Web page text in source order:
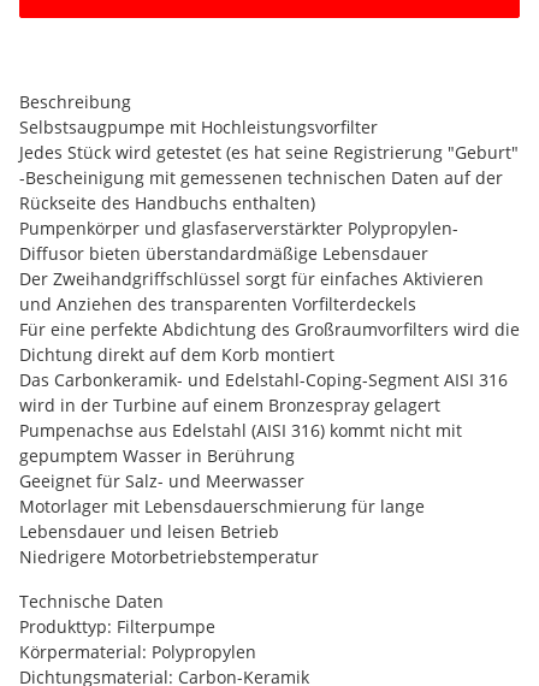
Beschreibung
Selbstsaugpumpe mit Hochleistungsvorfilter
Jedes Stück wird getestet (es hat seine Registrierung "Geburt"
-Bescheinigung mit gemessenen technischen Daten auf der
Rückseite des Handbuchs enthalten)
Pumpenkörper und glasfaserverstärkter Polypropylen-
Diffusor bieten überstandardmäßige Lebensdauer
Der Zweihandgriffschlüssel sorgt für einfaches Aktivieren
und Anziehen des transparenten Vorfilterdeckels
Für eine perfekte Abdichtung des Großraumvorfilters wird die
Dichtung direkt auf dem Korb montiert
Das Carbonkeramik- und Edelstahl-Coping-Segment AISI 316
wird in der Turbine auf einem Bronzespray gelagert
Pumpenachse aus Edelstahl (AISI 316) kommt nicht mit
gepumptem Wasser in Berührung
Geeignet für Salz- und Meerwasser
Motorlager mit Lebensdauerschmierung für lange
Lebensdauer und leisen Betrieb
Niedrigere Motorbetriebstemperatur
Technische Daten
Produkttyp: Filterpumpe
Körpermaterial: Polypropylen
Dichtungsmaterial: Carbon-Keramik